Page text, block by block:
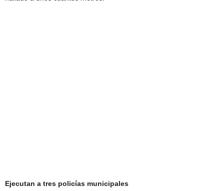
Ejecutan a tres policías municipales